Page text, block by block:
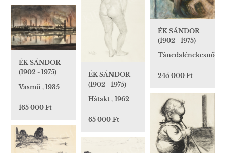
ÉK SÁNDOR
(1902 - 1975)
Táncdalénekesnő
245 000 Ft
ÉK SÁNDOR
(1902 - 1975)
Hátakt , 1962
65 000 Ft
ÉK SÁNDOR
(1902 - 1975)
Vasmű , 1935
165 000 Ft